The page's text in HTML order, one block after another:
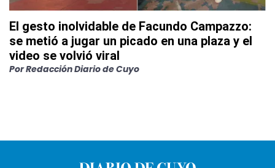
El gesto inolvidable de Facundo Campazzo:
se metió a jugar un picado en una plaza y el
video se volvió viral
PorRedacción Diario de Cuyo